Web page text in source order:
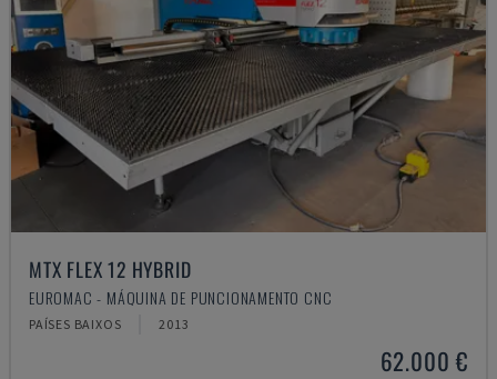
MTX FLEX 12 HYBRID
EUROMAC - MÁQUINA DE PUNCIONAMENTO CNC
PAÍSES BAIXOS 2013
62.000 €